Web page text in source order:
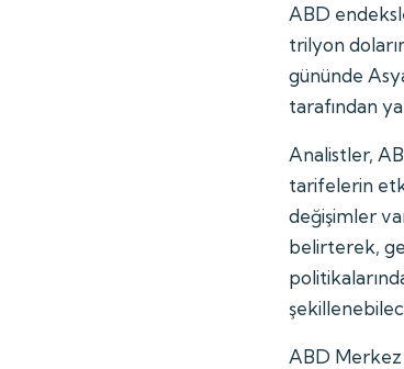
ABD
trilyon
gününde
tarafından
Analistler,
tarifelerin
değişimler
belirterek,
ABD Merkez